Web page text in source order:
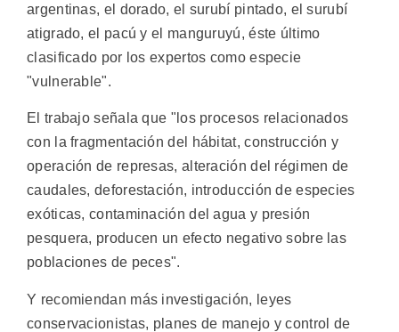
argentinas, el dorado, el surubí pintado, el surubí
atigrado, el pacú y el manguruyú, éste último
clasificado por los expertos como especie
"vulnerable".
El trabajo señala que "los procesos relacionados
con la fragmentación del hábitat, construcción y
operación de represas, alteración del régimen de
caudales, deforestación, introducción de especies
exóticas, contaminación del agua y presión
pesquera, producen un efecto negativo sobre las
poblaciones de peces".
Y recomiendan más investigación, leyes
conservacionistas, planes de manejo y control de